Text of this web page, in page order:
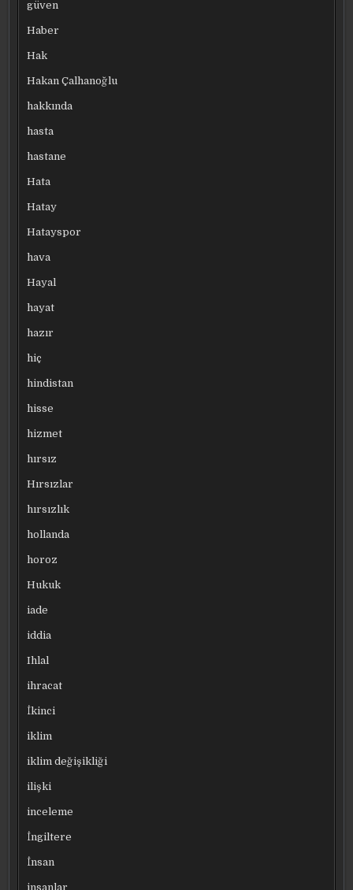
güven
Haber
Hak
Hakan Çalhanoğlu
hakkında
hasta
hastane
Hata
Hatay
Hatayspor
hava
Hayal
hayat
hazır
hiç
hindistan
hisse
hizmet
hırsız
Hırsızlar
hırsızlık
hollanda
horoz
Hukuk
iade
iddia
Ihlal
ihracat
İkinci
iklim
iklim değişikliği
ilişki
inceleme
İngiltere
İnsan
insanlar